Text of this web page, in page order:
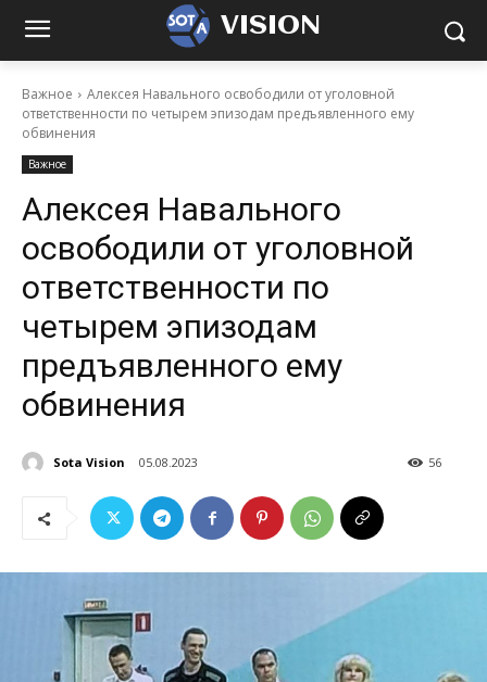
VISION
Важное
Алексея Навального освободили от уголовной
ответственности по четырем эпизодам предъявленного ему
обвинения
Важное
Алексея Навального
освободили от уголовной
ответственности по
четырем эпизодам
предъявленного ему
обвинения
Sota Vision 05.08.2023 56